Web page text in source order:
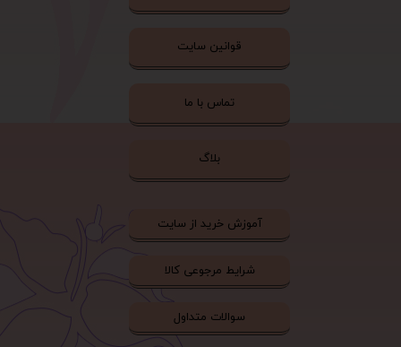
قوانین سایت
تماس با ما
بلاگ
آموزش خرید از سایت
شرایط مرجوعی کالا
سوالات متداول